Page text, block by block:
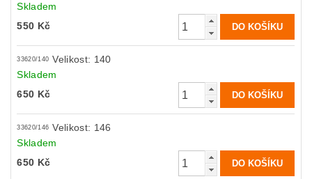
Skladem
550 Kč
33620/140 Velikost: 140
Skladem
650 Kč
33620/146 Velikost: 146
Skladem
650 Kč